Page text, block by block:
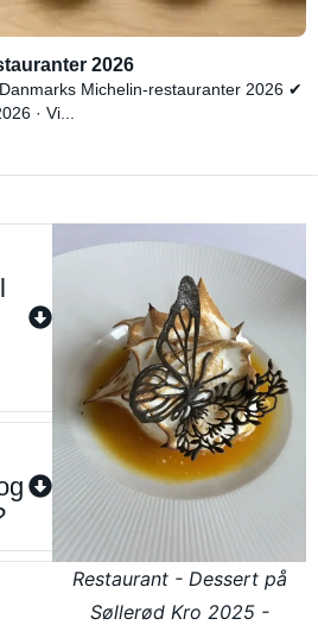
2026
Michelin-restauranter 2026 ✔
· Vi...
Restaurant - Dessert på
Søllerød Kro 2025 -